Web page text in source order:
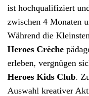
ist hochqualifiziert
zwischen 4 Monaten
Während die
Heroes Crèche
erleben, vergnügen
Heroes Kids Club.
Auswahl kreativer